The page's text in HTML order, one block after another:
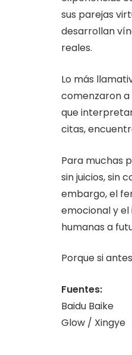
sus parejas
desarrollan
reales.
Lo más
comenzaron
que
citas,
Para muchas
sin juicios, sin
embargo, el
emocional y
humanas a
Porque si
Fuentes:
Baidu Baike
Glow / Xingye